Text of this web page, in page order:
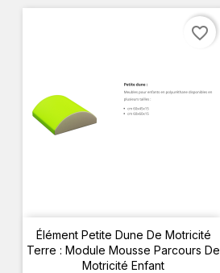
Élément Petite Dune De Motricité
Terre : Module Mousse Parcours De
Motricité Enfant
favorite_border